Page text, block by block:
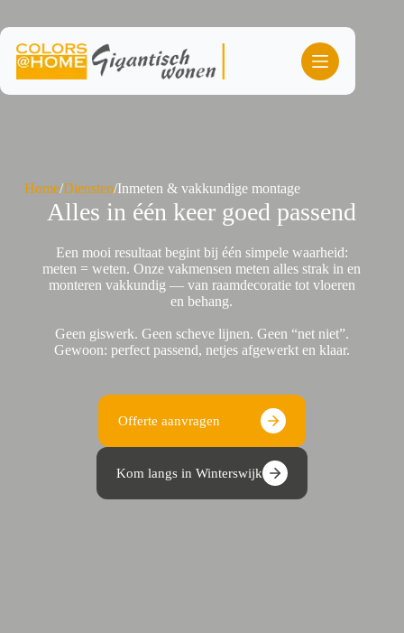
de
inhoud
Home/Diensten/Inmeten & vakkundige montage
Alles in één keer goed passend
Een mooi resultaat begint bij één simpele waarheid:
meten = weten. Onze vakmensen meten alles strak in en
monteren vakkundig — van raamdecoratie tot vloeren
en behang.
Geen giswerk. Geen scheve lijnen. Geen “net niet”.
Gewoon: perfect passend, netjes afgewerkt en klaar.
Offerte aanvragen
Kom langs in Winterswijk